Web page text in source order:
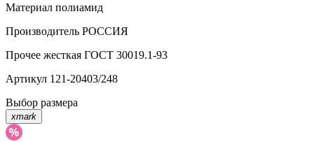
Материал полиамид
Производитель РОССИЯ
Прочее жесткая ГОСТ 30019.1-93
Артикул 121-20403/248
Выбор размера
xmark